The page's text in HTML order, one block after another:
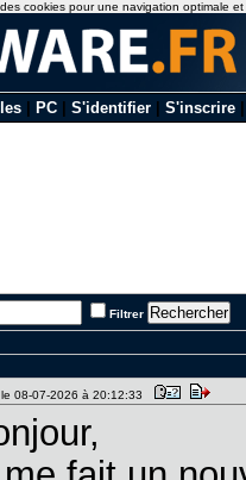
PC S'identifier S'inscrire
Filtrer
08-07-2026 à 20:12:33
cookies pour une navigation optimale